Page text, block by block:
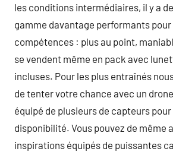
les conditions intermédiaires, il y a
gamme davantage performants
compétences : plus au point,
se vendent même en pack avec
incluses. Pour les plus entraînés
de tenter votre chance avec un
équipé de plusieurs de capteurs
disponibilité. Vous pouvez de même
inspirations équipés de puissantes